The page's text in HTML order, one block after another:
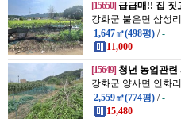
[15650] 급급매!! 집 짓
강화군 불은면 삼성리
1,647㎡(498평) /-
11,000
[15649] 청년 농업관련
강화군 양사면 인화리
2,559㎡(774평) /-
15,480